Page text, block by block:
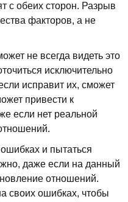
с обеих сторон. Разрыв
факторов, а не
не всегда видеть это
исключительно
исправит их, сможет
привести к
если нет реальной
и пытаться
даже если на данный
отношений.
своих ошибках, чтобы